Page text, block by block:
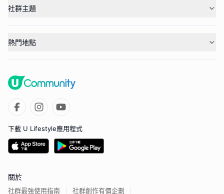
社群主題
熱門地點
下載 U Lifestyle應用程式
關於
社群最強使用指南 社群創作有價企劃